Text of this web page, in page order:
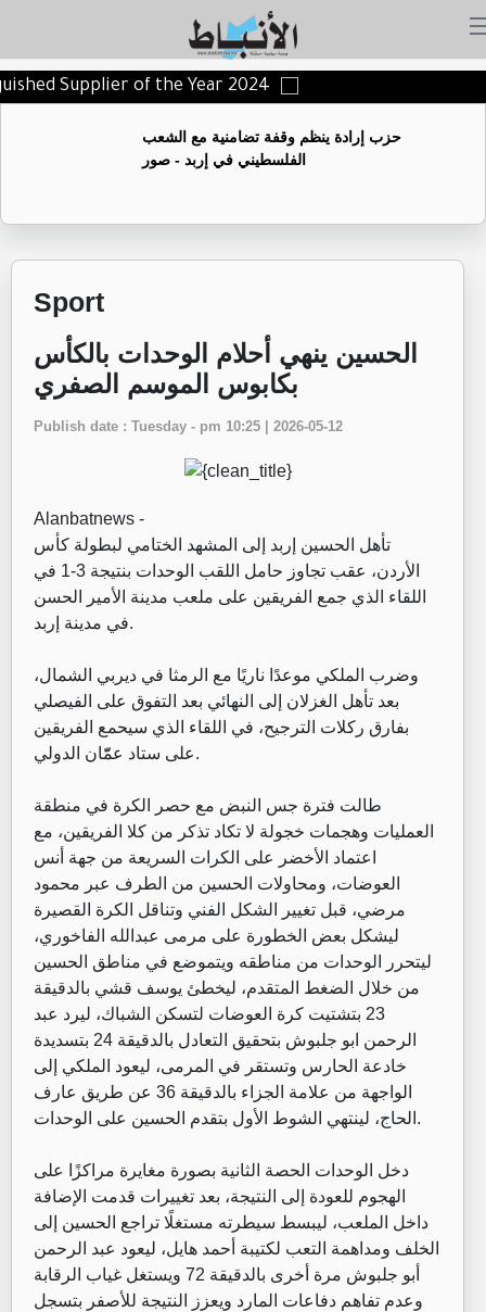
Supplier of the Year 2024
حزب إرادة ينظم وقفة تضامنية مع الشعب
الفلسطيني في إربد - صور
Sport
الحسين ينهي أحلام الوحدات بالكأس
بكابوس الموسم الصفري
Publish date : Tuesday - pm 10:25 | 2026-05-12
Alanbatnews -
تأهل الحسين إربد إلى المشهد الختامي لبطولة كأس
الأردن، عقب تجاوز حامل اللقب الوحدات بنتيجة 3-1 في
اللقاء الذي جمع الفريقين على ملعب مدينة الأمير الحسن
في مدينة إربد.
وضرب الملكي موعدًا ناريًا مع الرمثا في ديربي الشمال،
بعد تأهل الغزلان إلى النهائي بعد التفوق على الفيصلي
بفارق ركلات الترجيح، في اللقاء الذي سيحمع الفريقين
على ستاد عمّّان الدولي.
طالت فترة جس النبض مع حصر الكرة في منطقة
العمليات وهجمات خجولة لا تكاد تذكر من كلا الفريقين، مع
اعتماد الأخضر على الكرات السريعة من جهة أنس
العوضات، ومحاولات الحسين من الطرف عبر محمود
مرضي، قبل تغيير الشكل الفني وتناقل الكرة القصيرة
ليشكل بعض الخطورة على مرمى عبدالله الفاخوري،
ليتحرر الوحدات من مناطقه ويتموضع في مناطق الحسين
من خلال الضغط المتقدم، ليخطئ يوسف قشي بالدقيقة
23 بتشتيت كرة العوضات لتسكن الشباك، ليرد عبد
الرحمن ابو جلبوش بتحقيق التعادل بالدقيقة 24 بتسديدة
خادعة الحارس وتستقر في المرمى، ليعود الملكي إلى
الواجهة من علامة الجزاء بالدقيقة 36 عن طريق عارف
الحاج، لينتهي الشوط الأول بتقدم الحسين على الوحدات.
دخل الوحدات الحصة الثانية بصورة مغايرة مراكزًا على
الهجوم للعودة إلى النتيجة، بعد تغييرات قدمت الإضافة
داخل الملعب، ليبسط سيطرته مستغلًا تراجع الحسين إلى
الخلف ومداهمة التعب لكتيبة أحمد هايل، ليعود عبد الرحمن
أبو جلبوش مرة أخرى بالدقيقة 72 ويستغل غياب الرقابة
وعدم تفاهم دفاعات المارد ويعزز النتيجة للأصفر بتسجل